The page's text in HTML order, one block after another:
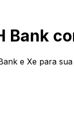
Bank
e Xe para